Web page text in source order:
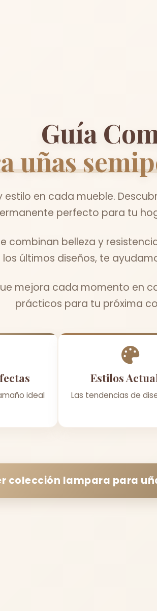
Guía
uñas
estilo en cada mueble.
perfecto para tu
combinan belleza y
los últimos diseños, te
mejora cada momento en
prácticos para tu próxima
ideal
Estilos
Las tendencias de
colección lampara para